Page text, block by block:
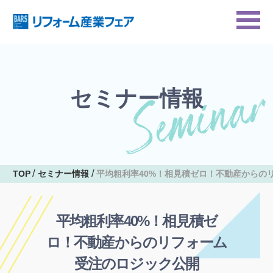
セミナー情報
TOP セミナー情報 平均粗利率40%！相見積ゼロ！不動産からの
平均粗利率40%！相見積ゼ
ロ！不動産からのリフォーム
受注のロジック公開